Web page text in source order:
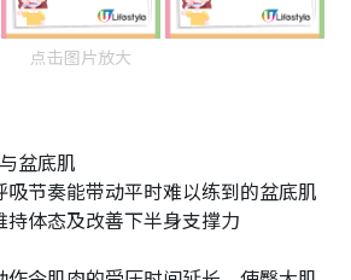
点击图片放大
盆底肌
吸节奏能带动平时难以练到的盆底肌
持体态及改善下半身支撑力